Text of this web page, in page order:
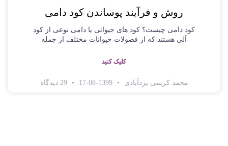
روش و فرآیند پوساندن کود دامی
کود دامی چیست؟ کود های حیوانی یا دامی نوعی از کود
آلی هستند که از فضولات حیوانات مختلف از جمله
کلیک کنید
محمد کریمی یزدآبادی 1399-08-17 29 دیدگاه